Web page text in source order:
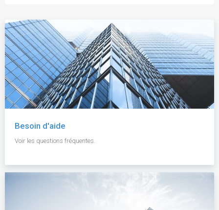
Besoin d'aide
Voir les questions fréquentes.